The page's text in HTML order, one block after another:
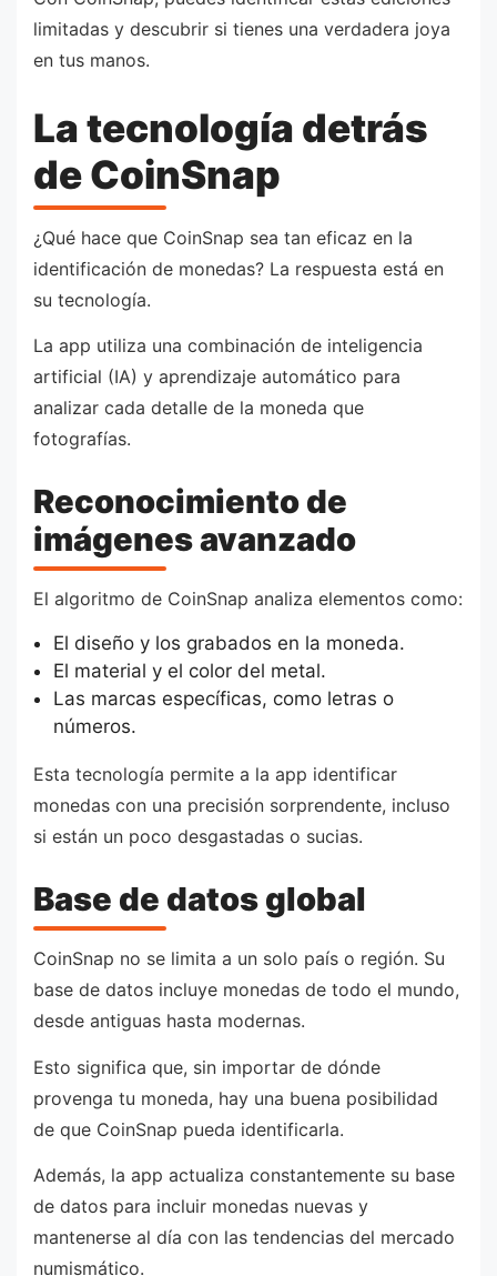
limitadas y descubrir si tienes una verdadera joya
en tus manos.
La tecnología detrás
de CoinSnap
¿Qué hace que CoinSnap sea tan eficaz en la
identificación de monedas? La respuesta está en
su tecnología.
La app utiliza una combinación de inteligencia
artificial (IA) y aprendizaje automático para
analizar cada detalle de la moneda que
fotografías.
Reconocimiento de
imágenes avanzado
El algoritmo de CoinSnap analiza elementos como:
El diseño y los grabados en la moneda.
El material y el color del metal.
Las marcas específicas, como letras o
números.
Esta tecnología permite a la app identificar
monedas con una precisión sorprendente, incluso
si están un poco desgastadas o sucias.
Base de datos global
CoinSnap no se limita a un solo país o región. Su
base de datos incluye monedas de todo el mundo,
desde antiguas hasta modernas.
Esto significa que, sin importar de dónde
provenga tu moneda, hay una buena posibilidad
de que CoinSnap pueda identificarla.
Además, la app actualiza constantemente su base
de datos para incluir monedas nuevas y
mantenerse al día con las tendencias del mercado
numismático.